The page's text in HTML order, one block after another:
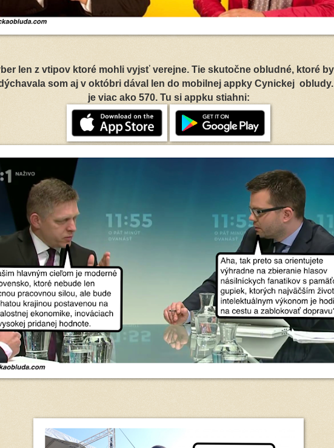
len z vtipov ktoré mohli vyjsť verejne. Tie skutočne obludné, ktoré
som aj v októbri dával len do mobilnej appky Cynickej obludy.
je viac ako 570. Tu si appku stiahni: